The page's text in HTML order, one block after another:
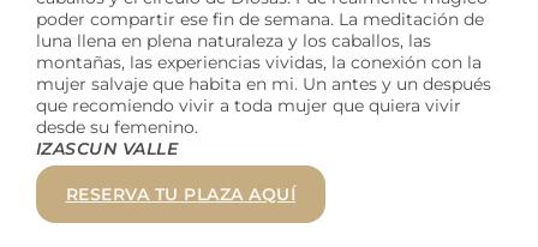
poder compartir ese fin de semana. La meditación de
luna llena en plena naturaleza y los caballos, las
montañas, las experiencias vividas, la conexión con la
mujer salvaje que habita en mi. Un antes y un después
que recomiendo vivir a toda mujer que quiera vivir
desde su femenino.
IZASCUN VALLE
RESERVA TU PLAZA AQUÍ